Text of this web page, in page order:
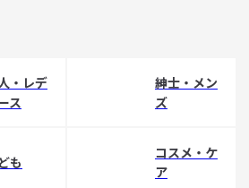
・レデ
ス
紳士・メン
ズ
も
コスメ・ケ
ア